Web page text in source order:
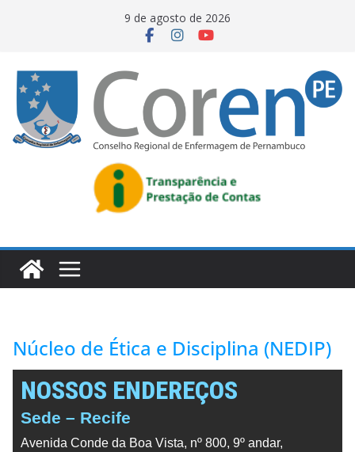
9 de agosto de 2026
Núcleo de Ética e Disciplina (NEDIP)
NOSSOS ENDEREÇOS
Sede – Recife
Avenida Conde da Boa Vista, nº 800, 9º andar,